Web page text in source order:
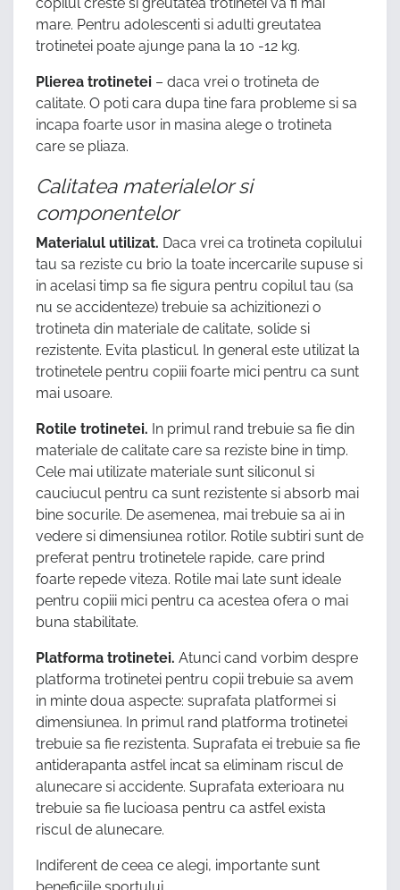
mare. Pentru adolescenti si adulti greutatea
trotinetei poate ajunge pana la 10 -12 kg.
Plierea trotinetei – daca vrei o trotineta de
calitate. O poti cara dupa tine fara probleme si sa
incapa foarte usor in masina alege o trotineta
care se pliaza.
Calitatea materialelor si
componentelor
Materialul utilizat. Daca vrei ca trotineta copilului
tau sa reziste cu brio la toate incercarile supuse si
in acelasi timp sa fie sigura pentru copilul tau (sa
nu se accidenteze) trebuie sa achizitionezi o
trotineta din materiale de calitate, solide si
rezistente. Evita plasticul. In general este utilizat la
trotinetele pentru copiii foarte mici pentru ca sunt
mai usoare.
Rotile trotinetei. In primul rand trebuie sa fie din
materiale de calitate care sa reziste bine in timp.
Cele mai utilizate materiale sunt siliconul si
cauciucul pentru ca sunt rezistente si absorb mai
bine socurile. De asemenea, mai trebuie sa ai in
vedere si dimensiunea rotilor. Rotile subtiri sunt de
preferat pentru trotinetele rapide, care prind
foarte repede viteza. Rotile mai late sunt ideale
pentru copiii mici pentru ca acestea ofera o mai
buna stabilitate.
Platforma trotinetei. Atunci cand vorbim despre
platforma trotinetei pentru copii trebuie sa avem
in minte doua aspecte: suprafata platformei si
dimensiunea. In primul rand platforma trotinetei
trebuie sa fie rezistenta. Suprafata ei trebuie sa fie
antiderapanta astfel incat sa eliminam riscul de
alunecare si accidente. Suprafata exterioara nu
trebuie sa fie lucioasa pentru ca astfel exista
riscul de alunecare.
Indiferent de ceea ce alegi, importante sunt